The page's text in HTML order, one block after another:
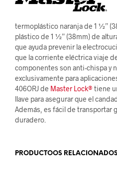
termoplástico naranja de 1 ½”
plástico de 1 ½” (38mm) de
que ayuda prevenir la
que la corriente eléctrica viaje
componentes son anti-chispa y
exclusivamente para
406ORJ de Master Lock® tiene
llave para asegurar que el
Además, es fácil de transportar
duradero.
PRODUCTOOS